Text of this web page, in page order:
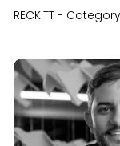
RECKITT -